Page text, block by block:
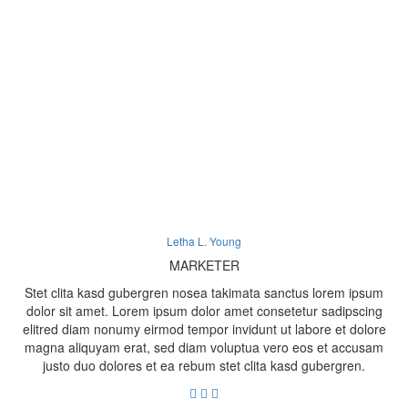
Letha L. Young
MARKETER
Stet clita kasd gubergren nosea takimata sanctus lorem ipsum
dolor sit amet. Lorem ipsum dolor amet consetetur sadipscing
elitred diam nonumy eirmod tempor invidunt ut labore et dolore
magna aliquyam erat, sed diam voluptua vero eos et accusam
justo duo dolores et ea rebum stet clita kasd gubergren.